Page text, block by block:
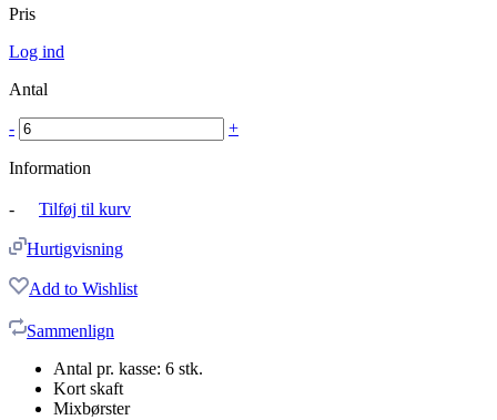
Pris
Log ind
Antal
- +
Information
- Tilføj til kurv
Hurtigvisning
Add to Wishlist
Sammenlign
Antal pr. kasse: 6 stk.
Kort skaft
Mixbørster